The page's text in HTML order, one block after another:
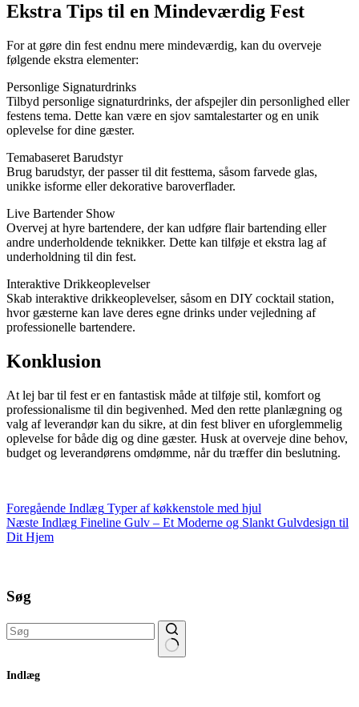
Ekstra Tips til en Mindeværdig Fest
For at gøre din fest endnu mere mindeværdig, kan du overveje
følgende ekstra elementer:
Personlige Signaturdrinks
Tilbyd personlige signaturdrinks, der afspejler din personlighed eller
festens tema. Dette kan være en sjov samtalestarter og en unik
oplevelse for dine gæster.
Temabaseret Barudstyr
Brug barudstyr, der passer til dit festtema, såsom farvede glas,
unikke isforme eller dekorative baroverflader.
Live Bartender Show
Overvej at hyre bartendere, der kan udføre flair bartending eller
andre underholdende teknikker. Dette kan tilføje et ekstra lag af
underholdning til din fest.
Interaktive Drikkeoplevelser
Skab interaktive drikkeoplevelser, såsom en DIY cocktail station,
hvor gæsterne kan lave deres egne drinks under vejledning af
professionelle bartendere.
Konklusion
At lej bar til fest er en fantastisk måde at tilføje stil, komfort og
professionalisme til din begivenhed. Med den rette planlægning og
valg af leverandør kan du sikre, at din fest bliver en uforglemmelig
oplevelse for både dig og dine gæster. Husk at overveje dine behov,
budget og leverandørens omdømme, når du træffer din beslutning.
Foregående Indlæg Typer af køkkenstole med hjul
Næste Indlæg Fineline Gulv – Et Moderne og Slankt Gulvdesign til
Dit Hjem
Søg
resultater
Indlæg